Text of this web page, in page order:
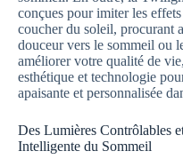
conçues pour imiter les
coucher du soleil, procurant
douceur vers le sommeil ou
améliorer votre qualité de
esthétique et technologie
apaisante et personnalisée
Des Lumières Contrôlables
Intelligente du Sommeil